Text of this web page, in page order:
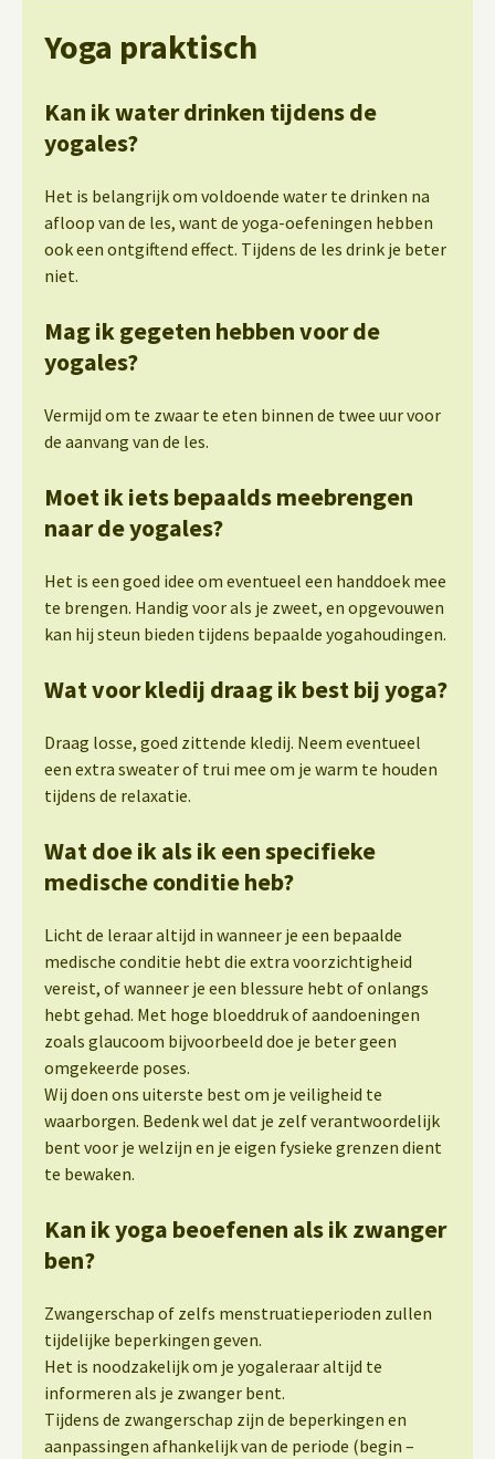
Yoga praktisch
Kan ik water drinken tijdens de
yogales?
Het is belangrijk om voldoende water te drinken na
afloop van de les, want de yoga-oefeningen hebben
ook een ontgiftend effect. Tijdens de les drink je beter
niet.
Mag ik gegeten hebben voor de
yogales?
Vermijd om te zwaar te eten binnen de twee uur voor
de aanvang van de les.
Moet ik iets bepaalds meebrengen
naar de yogales?
Het is een goed idee om eventueel een handdoek mee
te brengen. Handig voor als je zweet, en opgevouwen
kan hij steun bieden tijdens bepaalde yogahoudingen.
Wat voor kledij draag ik best bij yoga?
Draag losse, goed zittende kledij. Neem eventueel
een extra sweater of trui mee om je warm te houden
tijdens de relaxatie.
Wat doe ik als ik een specifieke
medische conditie heb?
Licht de leraar altijd in wanneer je een bepaalde
medische conditie hebt die extra voorzichtigheid
vereist, of wanneer je een blessure hebt of onlangs
hebt gehad. Met hoge bloeddruk of aandoeningen
zoals glaucoom bijvoorbeeld doe je beter geen
omgekeerde poses.
Wij doen ons uiterste best om je veiligheid te
waarborgen. Bedenk wel dat je zelf verantwoordelijk
bent voor je welzijn en je eigen fysieke grenzen dient
te bewaken.
Kan ik yoga beoefenen als ik zwanger
ben?
Zwangerschap of zelfs menstruatieperioden zullen
tijdelijke beperkingen geven.
Het is noodzakelijk om je yogaleraar altijd te
informeren als je zwanger bent.
Tijdens de zwangerschap zijn de beperkingen en
aanpassingen afhankelijk van de periode (begin –